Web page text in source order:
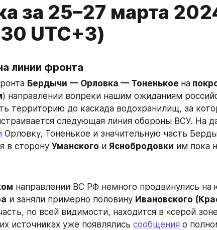
за 25–27 марта
UTC+3)
линии фронта
Бердычи — Орловка — Тоненькое на
) направлении вопреки нашим ожиданиям
территорию до каскада водохранилищ, за
следующая линия обороны ВСУ. На
Орловку, Тоненькое и значительную часть
в сторону Уманского и Яснобродовки им пока
и заняли примерно половину Ивановского
по всей видимости, находится в «серой
источниках уже появлялись сообщения о